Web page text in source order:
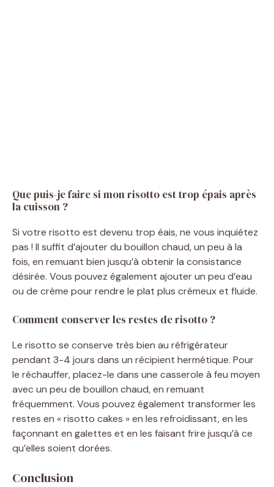
Que puis-je faire si mon risotto est trop épais après
la cuisson ?
Si votre risotto est devenu trop éais, ne vous inquiétez
pas ! Il suffit d’ajouter du bouillon chaud, un peu à la
fois, en remuant bien jusqu’à obtenir la consistance
désirée. Vous pouvez également ajouter un peu d’eau
ou de crème pour rendre le plat plus crémeux et fluide.
Comment conserver les restes de risotto ?
Le risotto se conserve très bien au réfrigérateur
pendant 3-4 jours dans un récipient hermétique. Pour
le réchauffer, placez-le dans une casserole à feu moyen
avec un peu de bouillon chaud, en remuant
fréquemment. Vous pouvez également transformer les
restes en « risotto cakes » en les refroidissant, en les
façonnant en galettes et en les faisant frire jusqu’à ce
qu’elles soient dorées.
Conclusion